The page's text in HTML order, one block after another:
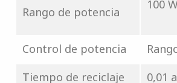
Rango de potencia
100
Control de potencia
Tiempo de reciclaje
0,01